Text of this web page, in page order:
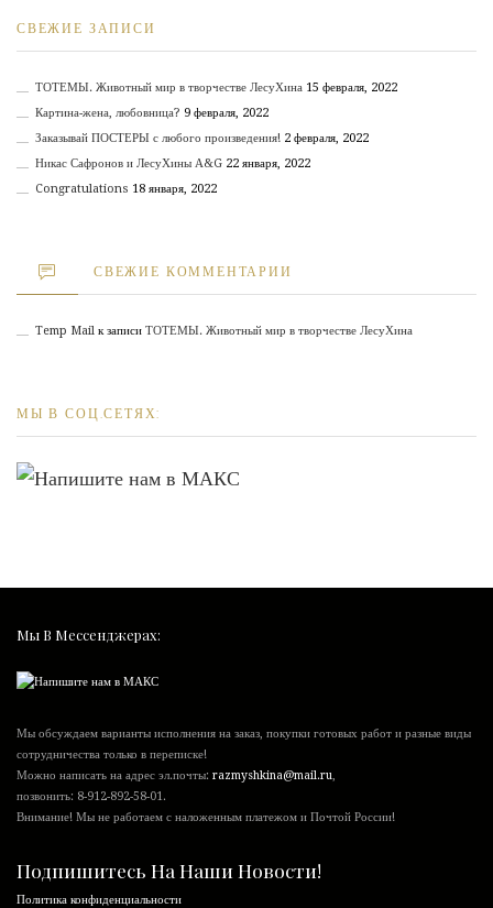
СВЕЖИЕ ЗАПИСИ
ТОТЕМЫ. Животный мир в творчестве ЛесуХина 15 февраля, 2022
Картина-жена, любовница? 9 февраля, 2022
Заказывай ПОСТЕРЫ с любого произведения! 2 февраля, 2022
Никас Сафронов и ЛесуХины А&G 22 января, 2022
Congratulations 18 января, 2022
СВЕЖИЕ КОММЕНТАРИИ
Temp Mailк записи ТОТЕМЫ. Животный мир в творчестве ЛесуХина
МЫ В СОЦ.СЕТЯХ:
Мы В Мессенджерах:
Мы обсуждаем варианты исполнения на заказ, покупки готовых работ и разные виды
сотрудничества только в переписке!
Можно написать на адрес эл.почты: razmyshkina@mail.ru,
позвонить: 8-912-892-58-01.
Внимание! Мы не работаем с наложенным платежом и Почтой России!
Подпишитесь На Наши Новости!
Политика конфиденциальности